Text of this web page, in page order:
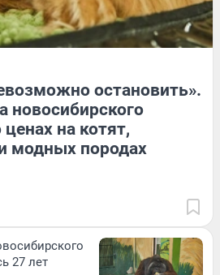
остановить».
новосибирского
на котят,
модных породах
27 лет